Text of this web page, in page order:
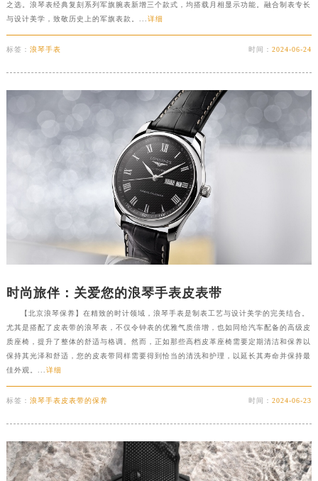
之选。浪琴表经典复刻系列军旗腕表新增三个款式，均搭载月相显示功能。融合制表专长
与设计美学，致敬历史上的军旗表款。...详细
标签： 浪琴手表 时间：2024-06-24
时尚旅伴：关爱您的浪琴手表皮表带
【北京浪琴保养】在精致的时计领域，浪琴手表是制表工艺与设计美学的完美结合。
尤其是搭配了皮表带的浪琴表，不仅令钟表的优雅气质倍增，也如同给汽车配备的高级皮
质座椅，提升了整体的舒适与格调。然而，正如那些高档皮革座椅需要定期清洁和保养以
保持其光泽和舒适，您的皮表带同样需要得到恰当的清洗和护理，以延长其寿命并保持最
佳外观。... 详细
标签： 浪琴手表皮表带的保养 时间：2024-06-23